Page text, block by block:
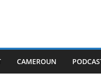
CAMEROUN